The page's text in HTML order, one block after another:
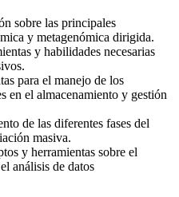
sobre las principales
y metagenómica dirigida.
y habilidades necesarias
para el manejo de los
en el almacenamiento y gestión
de las diferentes fases del
masiva.
y herramientas sobre el
análisis de datos